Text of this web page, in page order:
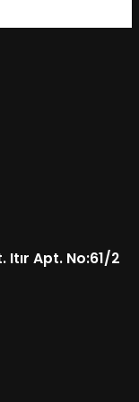
Itır Apt. No:61/2